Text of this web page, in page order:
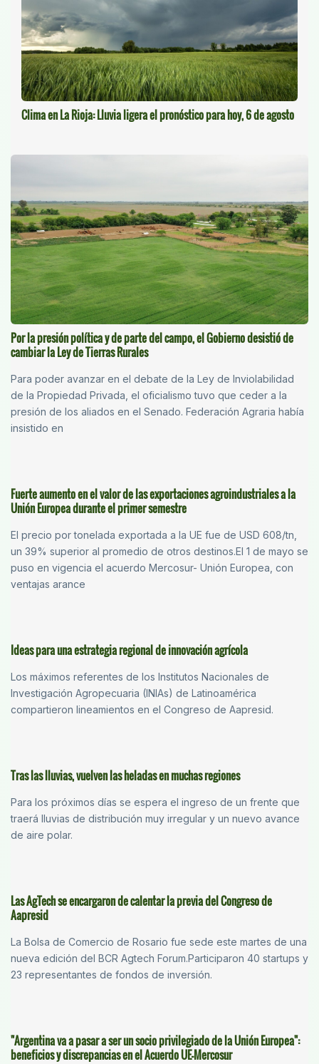
Clima en La Rioja: Lluvia ligera el pronóstico para hoy, 6 de agosto
Por la presión política y de parte del campo, el Gobierno desistió de
cambiar la Ley de Tierras Rurales
Para poder avanzar en el debate de la Ley de Inviolabilidad
de la Propiedad Privada, el oficialismo tuvo que ceder a la
presión de los aliados en el Senado. Federación Agraria había
insistido en
Fuerte aumento en el valor de las exportaciones agroindustriales a la
Unión Europea durante el primer semestre
El precio por tonelada exportada a la UE fue de USD 608/tn,
un 39% superior al promedio de otros destinos.El 1 de mayo se
puso en vigencia el acuerdo Mercosur- Unión Europea, con
ventajas arance
Ideas para una estrategia regional de innovación agrícola
Los máximos referentes de los Institutos Nacionales de
Investigación Agropecuaria (INIAs) de Latinoamérica
compartieron lineamientos en el Congreso de Aapresid.
Tras las lluvias, vuelven las heladas en muchas regiones
Para los próximos días se espera el ingreso de un frente que
traerá lluvias de distribución muy irregular y un nuevo avance
de aire polar.
Las AgTech se encargaron de calentar la previa del Congreso de
Aapresid
La Bolsa de Comercio de Rosario fue sede este martes de una
nueva edición del BCR Agtech Forum.Participaron 40 startups y
23 representantes de fondos de inversión.
"Argentina va a pasar a ser un socio privilegiado de la Unión Europea":
beneficios y discrepancias en el Acuerdo UE-Mercosur